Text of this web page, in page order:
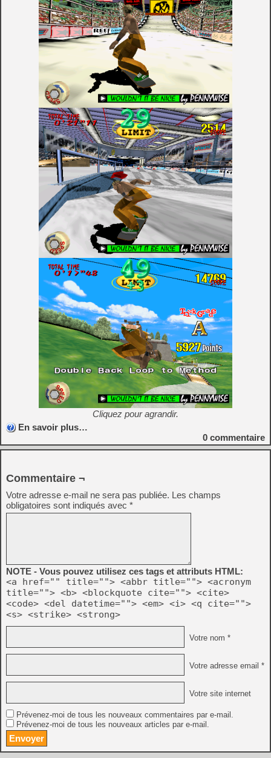
Cliquez pour agrandir.
En savoir plus…
0 commentaire
Commentaire ¬
Votre adresse e-mail ne sera pas publiée. Les champs
obligatoires sont indiqués avec *
NOTE - Vous pouvez utilisez ces tags et attributs HTML:
<a href="" title=""> <abbr title=""> <acronym
title=""> <b> <blockquote cite=""> <cite>
<code> <del datetime=""> <em> <i> <q cite="">
<s> <strike> <strong>
Votre nom *
Votre adresse email *
Votre site internet
Prévenez-moi de tous les nouveaux commentaires par e-mail.
Prévenez-moi de tous les nouveaux articles par e-mail.